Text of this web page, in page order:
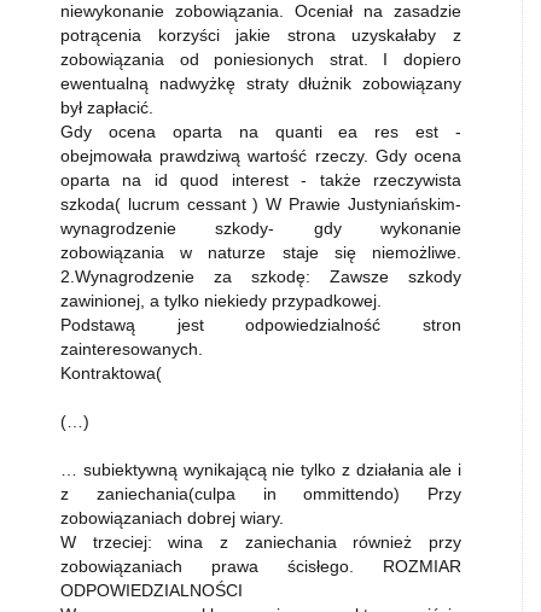
niewykonanie zobowiązania. Oceniał na zasadzie
potrącenia korzyści jakie strona uzyskałaby z
zobowiązania od poniesionych strat. I dopiero
ewentualną nadwyżkę straty dłużnik zobowiązany
był zapłacić.
Gdy ocena oparta na quanti ea res est -
obejmowała prawdziwą wartość rzeczy. Gdy ocena
oparta na id quod interest - także rzeczywista
szkoda( lucrum cessant ) W Prawie Justyniańskim-
wynagrodzenie szkody- gdy wykonanie
zobowiązania w naturze staje się niemożliwe.
2.Wynagrodzenie za szkodę: Zawsze szkody
zawinionej, a tylko niekiedy przypadkowej.
Podstawą jest odpowiedzialność stron
zainteresowanych.
Kontraktowa(
(…)
… subiektywną wynikającą nie tylko z działania ale i
z zaniechania(culpa in ommittendo) Przy
zobowiązaniach dobrej wiary.
W trzeciej: wina z zaniechania również przy
zobowiązaniach prawa ścisłego. ROZMIAR
ODPOWIEDZIALNOŚCI